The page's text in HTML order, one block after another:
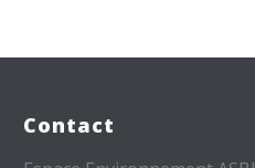
Contact